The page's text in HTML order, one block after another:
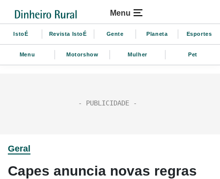
Menu
IstoÉ Revista IstoÉ Gente Planeta Esportes
Menu Motorshow Mulher Pet
Geral
Capes anuncia novas regras